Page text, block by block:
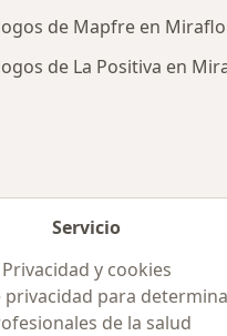
de Mapfre en
de La Positiva en
Servicio
Privacidad y cookies
privacidad para
de la salud